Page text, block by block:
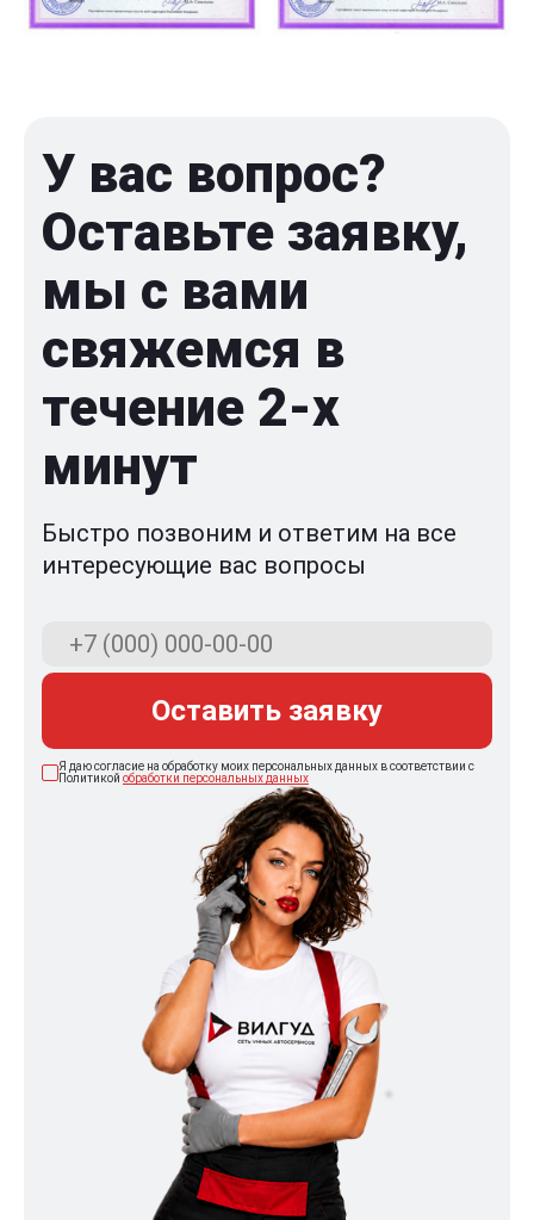
У вас вопрос?
Оставьте заявку,
мы с вами
свяжемся в
течение 2-x
минут
Быстро позвоним и ответим на все
интересующие вас вопросы
Оставить заявку
Я даю согласие на обработку моих персональных данных в соответствии с
Политикой обработки персональных данных